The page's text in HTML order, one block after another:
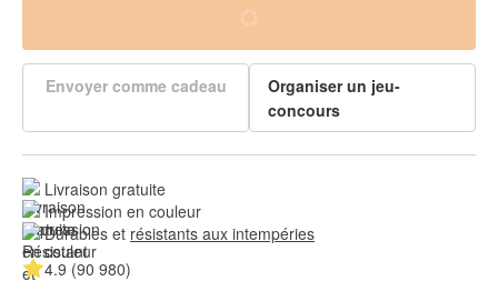
Envoyer comme cadeau
Organiser un jeu-
concours
Livraison gratuite
Impression en couleur
Durables et résistants aux intempéries
4.9 (90 980)